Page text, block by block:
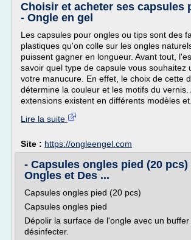
Choisir et acheter ses capsules
- Ongle en gel
Les capsules pour ongles ou tips sont des
plastiques qu'on colle sur les ongles
puissent gagner en longueur. Avant tout,
savoir quel type de capsule vous souhaitez
votre manucure. En effet, le choix de cette
détermine la couleur et les motifs du vernis.
extensions existent en différents modèles
Lire la suite
Site : https://ongleengel.com
- Capsules ongles pied (20 pcs)
Ongles et Des ...
Capsules ongles pied (20 pcs)
Capsules ongles pied
Dépolir la surface de l'ongle avec un
désinfecter.